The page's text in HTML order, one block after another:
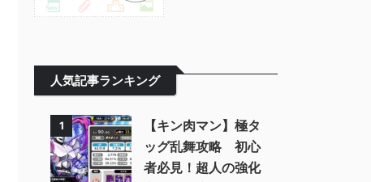
人気記事ランキング
1
【キン肉マン】極タ
ッグ乱舞攻略 初心
者必見！超人の強化